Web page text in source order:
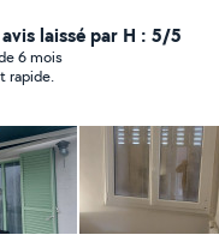
de menuiseries en
mes services
et portes en
et façades - Travaux de
oubgect - Bricolage :
des cuisine et des
de peinture, Je suis à votre
pour discuter de vos
laissé par H : 5/5
6 mois
rapide.